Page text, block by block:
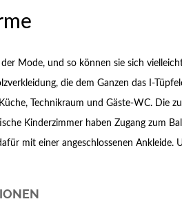
Mode, und so können sie sich
die dem Ganzen das I-
Technikraum und Gäste-WC. Die
Kinderzimmer haben Zugang zum
mit einer angeschlossenen Ankleide.